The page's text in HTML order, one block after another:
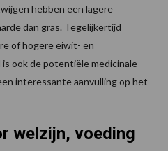
hebben een lagere
dan gras. Tegelijkertijd
of hogere eiwit- en
ook de potentiële medicinale
interessante aanvulling op het
welzijn, voeding